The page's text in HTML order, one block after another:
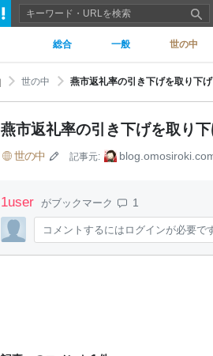
総合 一般 世の中
世の中 燕市返礼率の引き下げを取り下
燕市返礼率の引き下げを取り
世の中 記事元:
1user がブックマーク 1
コメントするにはログインが必要で